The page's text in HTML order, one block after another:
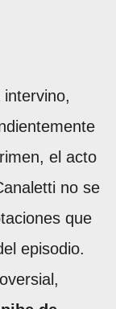
el acto
no se
que
episodio.